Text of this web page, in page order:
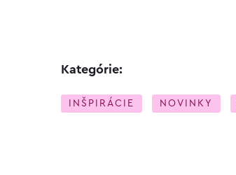
Kategórie:
INŠPIRÁCIE NOVINKY